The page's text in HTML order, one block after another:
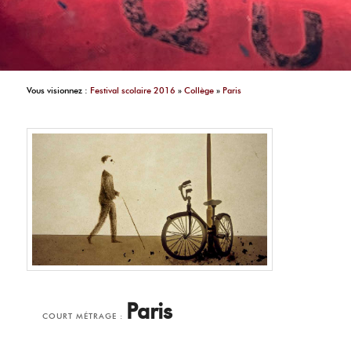
Vous visionnez :Festival scolaire 2016 »Collège »Paris
COURT MÉTRAGE : Paris